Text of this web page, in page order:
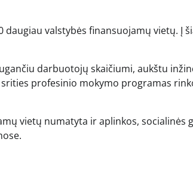
valstybės finansuojamų vietų. Į
darbuotojų skaičiumi, aukštu
profesinio mokymo programas
vietų numatyta ir aplinkos, socialinės